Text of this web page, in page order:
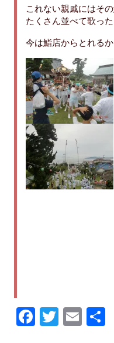
これない親戚には
たくさん並べて歌っ
今は鮨店からとれる
F
T
E